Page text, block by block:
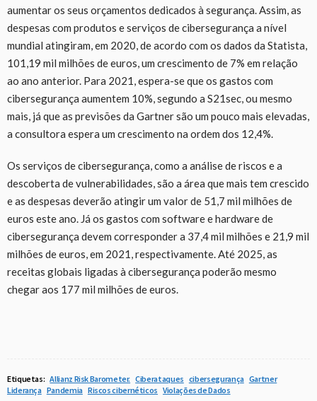
aumentar os seus orçamentos dedicados à segurança. Assim, as
despesas com produtos e serviços de cibersegurança a nível
mundial atingiram, em 2020, de acordo com os dados da Statista,
101,19 mil milhões de euros, um crescimento de 7% em relação
ao ano anterior. Para 2021, espera-se que os gastos com
cibersegurança aumentem 10%, segundo a S21sec, ou mesmo
mais, já que as previsões da Gartner são um pouco mais elevadas,
a consultora espera um crescimento na ordem dos 12,4%.
Os serviços de cibersegurança, como a análise de riscos e a
descoberta de vulnerabilidades, são a área que mais tem crescido
e as despesas deverão atingir um valor de 51,7 mil milhões de
euros este ano. Já os gastos com software e hardware de
cibersegurança devem corresponder a 37,4 mil milhões e 21,9 mil
milhões de euros, em 2021, respectivamente. Até 2025, as
receitas globais ligadas à cibersegurança poderão mesmo
chegar aos 177 mil milhões de euros.
Etiquetas: Allianz Risk Barometer. Ciberataques cibersegurança Gartner
Liderança Pandemia Riscos cibernéticos Violações de Dados